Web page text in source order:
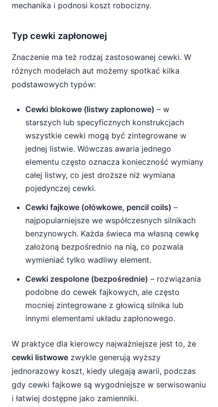
mechanika i podnosi koszt robocizny.
Typ cewki zapłonowej
Znaczenie ma też rodzaj zastosowanej cewki. W
różnych modelach aut możemy spotkać kilka
podstawowych typów:
Cewki blokowe (listwy zapłonowe) – w
starszych lub specyficznych konstrukcjach
wszystkie cewki mogą być zintegrowane w
jednej listwie. Wówczas awaria jednego
elementu często oznacza konieczność wymiany
całej listwy, co jest droższe niż wymiana
pojedynczej cewki.
Cewki fajkowe (ołówkowe, pencil coils) –
najpopularniejsze we współczesnych silnikach
benzynowych. Każda świeca ma własną cewkę
założoną bezpośrednio na nią, co pozwala
wymieniać tylko wadliwy element.
Cewki zespolone (bezpośrednie) – rozwiązania
podobne do cewek fajkowych, ale często
mocniej zintegrowane z głowicą silnika lub
innymi elementami układu zapłonowego.
W praktyce dla kierowcy najważniejsze jest to, że
cewki listwowe zwykle generują wyższy
jednorazowy koszt, kiedy ulegają awarii, podczas
gdy cewki fajkowe są wygodniejsze w serwisowaniu
i łatwiej dostępne jako zamienniki.